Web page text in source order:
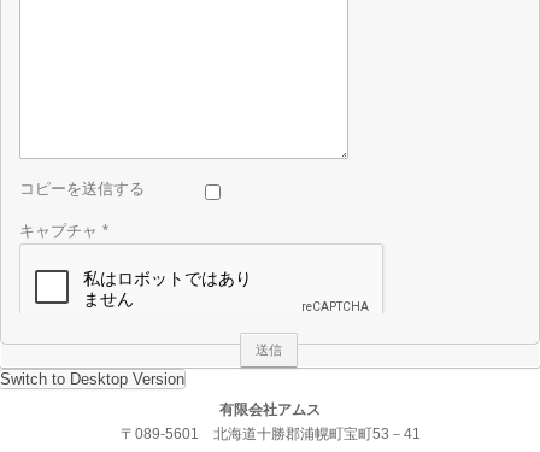
コピーを送信する
キャプチャ *
送信
Switch to Desktop Version
有限会社アムス
〒089-5601 北海道十勝郡浦幌町宝町53－41